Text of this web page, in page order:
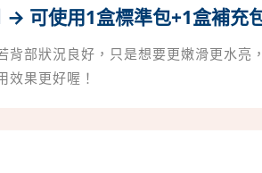
→ 可使用1盒標準包+1盒補充
背部狀況良好，只是想要更嫩滑更水亮
效果更好喔！